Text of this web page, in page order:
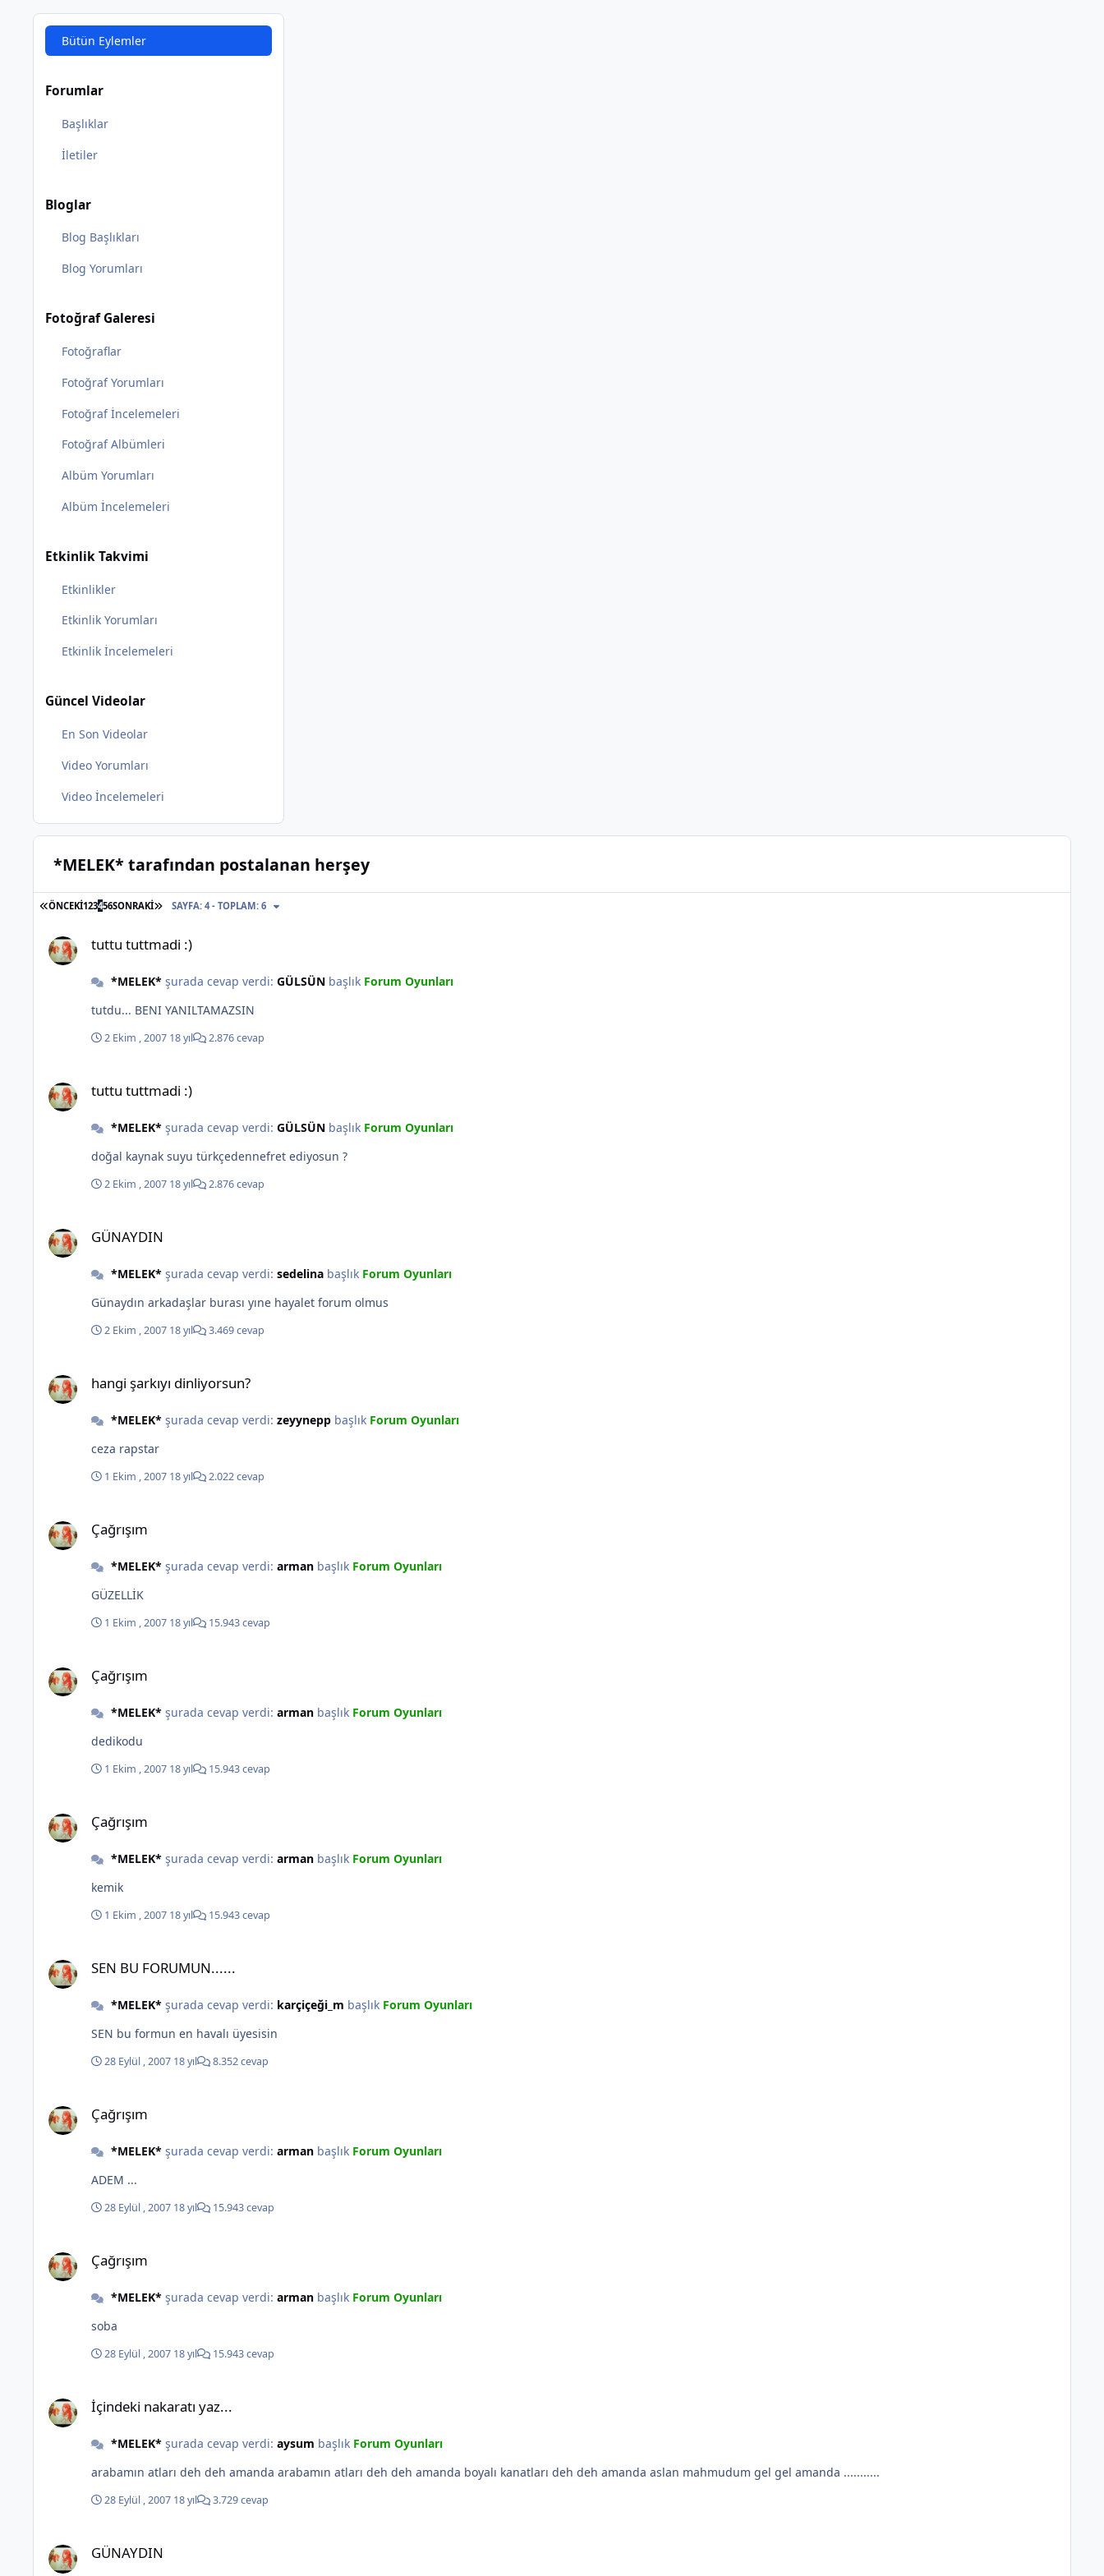
Bütün Eylemler
Forumlar
Başlıklar
İletiler
Bloglar
Blog Başlıkları
Blog Yorumları
Fotoğraf Galeresi
Fotoğraflar
Fotoğraf Yorumları
Fotoğraf İncelemeleri
Fotoğraf Albümleri
Albüm Yorumları
Albüm İncelemeleri
Etkinlik Takvimi
Etkinlikler
Etkinlik Yorumları
Etkinlik İncelemeleri
Güncel Videolar
En Son Videolar
Video Yorumları
Video İncelemeleri
*MELEK* tarafından postalanan herşey
İLK SAYFA
ÖNCEKI123456SONRAKI SON SAYFA
SAYFA: 4 - TOPLAM: 6
tuttu tuttmadi :)
*MELEK*şurada cevap verdi: GÜLSÜNbaşlık Forum Oyunları
tutdu... BENI YANILTAMAZSIN
2 Ekim , 2007 18 yıl 2.876 cevap
tuttu tuttmadi :)
*MELEK*şurada cevap verdi: GÜLSÜNbaşlık Forum Oyunları
doğal kaynak suyu türkçedennefret ediyosun ?
2 Ekim , 2007 18 yıl 2.876 cevap
GÜNAYDIN
*MELEK*şurada cevap verdi: sedelinabaşlık Forum Oyunları
Günaydın arkadaşlar burası yıne hayalet forum olmus
2 Ekim , 2007 18 yıl 3.469 cevap
hangi şarkıyı dinliyorsun?
*MELEK*şurada cevap verdi: zeyyneppbaşlık Forum Oyunları
ceza rapstar
1 Ekim , 2007 18 yıl 2.022 cevap
Çağrışım
*MELEK*şurada cevap verdi: armanbaşlık Forum Oyunları
GÜZELLİK
1 Ekim , 2007 18 yıl 15.943 cevap
Çağrışım
*MELEK*şurada cevap verdi: armanbaşlık Forum Oyunları
dedikodu
1 Ekim , 2007 18 yıl 15.943 cevap
Çağrışım
*MELEK*şurada cevap verdi: armanbaşlık Forum Oyunları
kemik
1 Ekim , 2007 18 yıl 15.943 cevap
SEN BU FORUMUN......
*MELEK*şurada cevap verdi: karçiçeği_m başlık Forum Oyunları
SEN bu formun en havalı üyesisin
28 Eylül , 2007 18 yıl 8.352 cevap
Çağrışım
*MELEK*şurada cevap verdi: armanbaşlık Forum Oyunları
ADEM ...
28 Eylül , 2007 18 yıl 15.943 cevap
Çağrışım
*MELEK*şurada cevap verdi: armanbaşlık Forum Oyunları
soba
28 Eylül , 2007 18 yıl 15.943 cevap
İçindeki nakaratı yaz...
*MELEK*şurada cevap verdi: aysum başlık Forum Oyunları
arabamın atları deh deh amanda arabamın atları deh deh amanda boyalı kanatları deh deh amanda aslan mahmudum gel gel amanda ...........
28 Eylül , 2007 18 yıl 3.729 cevap
GÜNAYDIN